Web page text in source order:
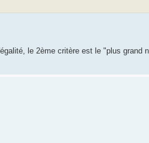
le 2ème critère est le "plus